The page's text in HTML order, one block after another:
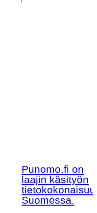
Punomo.fi on
laajin käsityön
Suomessa.